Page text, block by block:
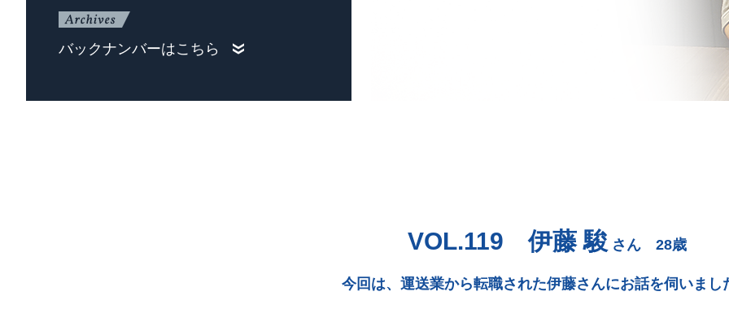
バックナンバーはこちら
VOL.119 伊藤 駿 さん 28歳
今回は、運送業から転職された伊藤さんにお話を伺いまし